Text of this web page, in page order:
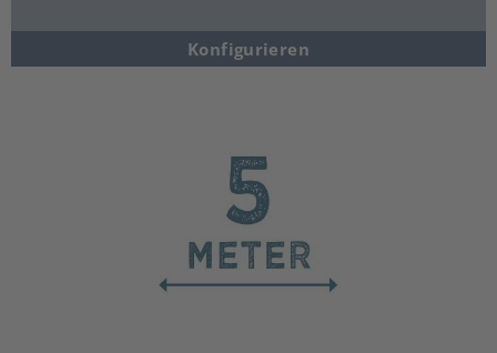
Konfigurieren